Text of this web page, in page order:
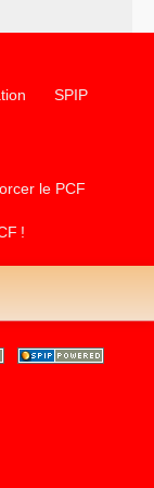
SPIP
le PCF
!